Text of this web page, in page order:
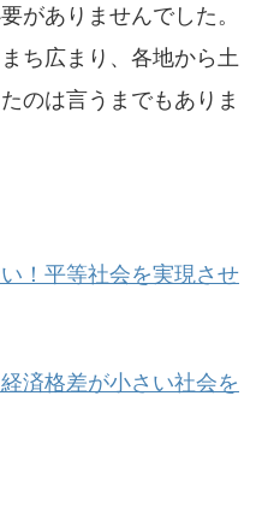
がありませんでした。
ち広まり、各地から土
のは言うまでもありま
！平等社会を実現させ
済格差が小さい社会を